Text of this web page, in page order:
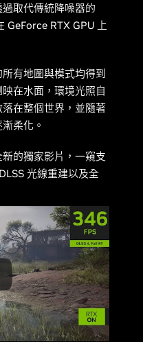
取代傳統降噪器的
GeForce RTX GPU 上
有地圖與模式均得到
在水面，環境光照自
在整個世界，並隨著
柔化。
新的獨家影片，一窺支
光線重建以及全